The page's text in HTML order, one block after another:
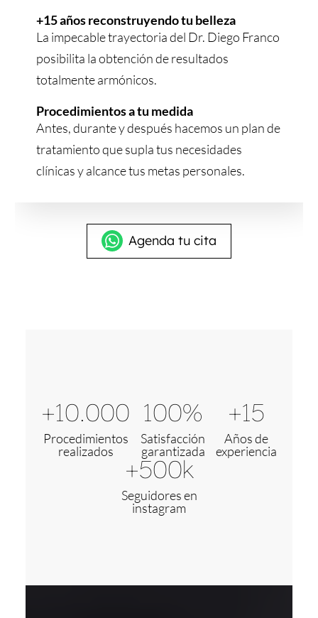
+15 años reconstruyendo tu belleza
La impecable trayectoria del Dr. Diego Franco
posibilita la obtención de resultados
totalmente armónicos.
Procedimientos a tu medida
Antes, durante y después hacemos un plan de
tratamiento que supla tus necesidades
clínicas y alcance tus metas personales.
Agenda tu cita
+10.000
Procedimientos
realizados
100%
Satisfacción
garantizada
+15
Años de
experiencia
+500k
Seguidores en
instagram